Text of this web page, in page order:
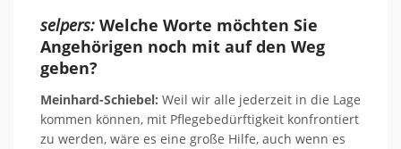
selpers: Welche Worte möchten Sie
Angehörigen noch mit auf den Weg
geben?
Meinhard-Schiebel: Weil wir alle jederzeit in die Lage
kommen können, mit Pflegebedürftigkeit konfrontiert
zu werden, wäre es eine große Hilfe, auch wenn es